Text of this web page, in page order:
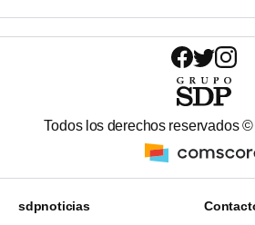
Todos los derechos reservados
sdpnoticias